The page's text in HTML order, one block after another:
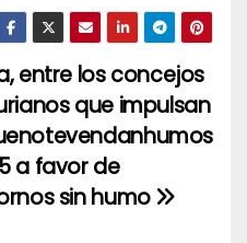
entre los concejos
que impulsan
a favor de
sin humo